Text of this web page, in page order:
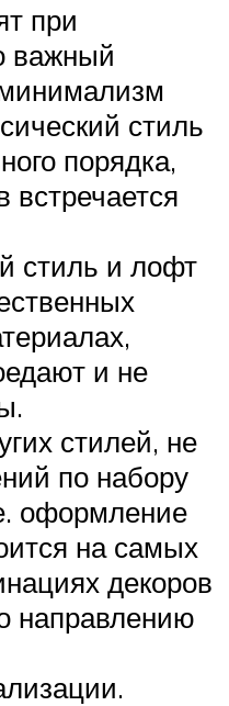
при
важный
стиль
порядка,
встречается
стиль и лофт
и не
стилей, не
по набору
оформление
на самых
декоров
направлению